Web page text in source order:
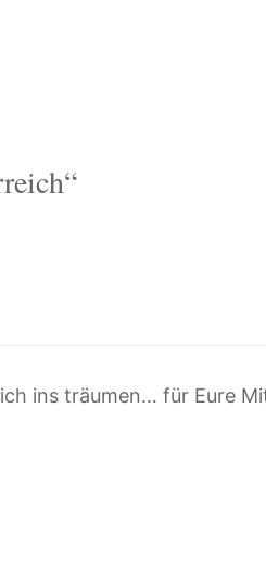
ins träumen… für Eure